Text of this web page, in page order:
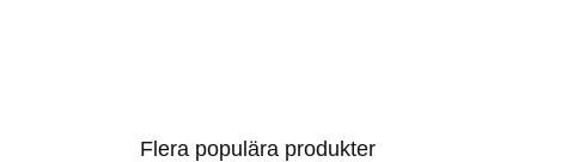
Flera populära produkter